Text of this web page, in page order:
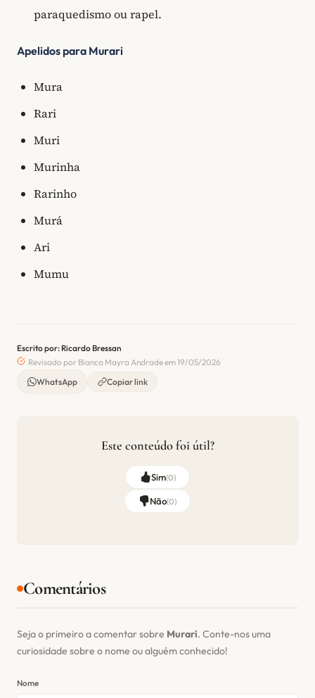
paraquedismo ou rapel.
Apelidos para Murari
Mura
Rari
Muri
Murinha
Rarinho
Murá
Ari
Mumu
Escrito por: Ricardo Bressan
Revisado por Bianca Mayra Andrade em 19/05/2026
WhatsApp
Copiar link
Este conteúdo foi útil?
Sim(0)
Não(0)
Comentários
Seja o primeiro a comentar sobre Murari. Conte-nos uma
curiosidade sobre o nome ou alguém conhecido!
Nome